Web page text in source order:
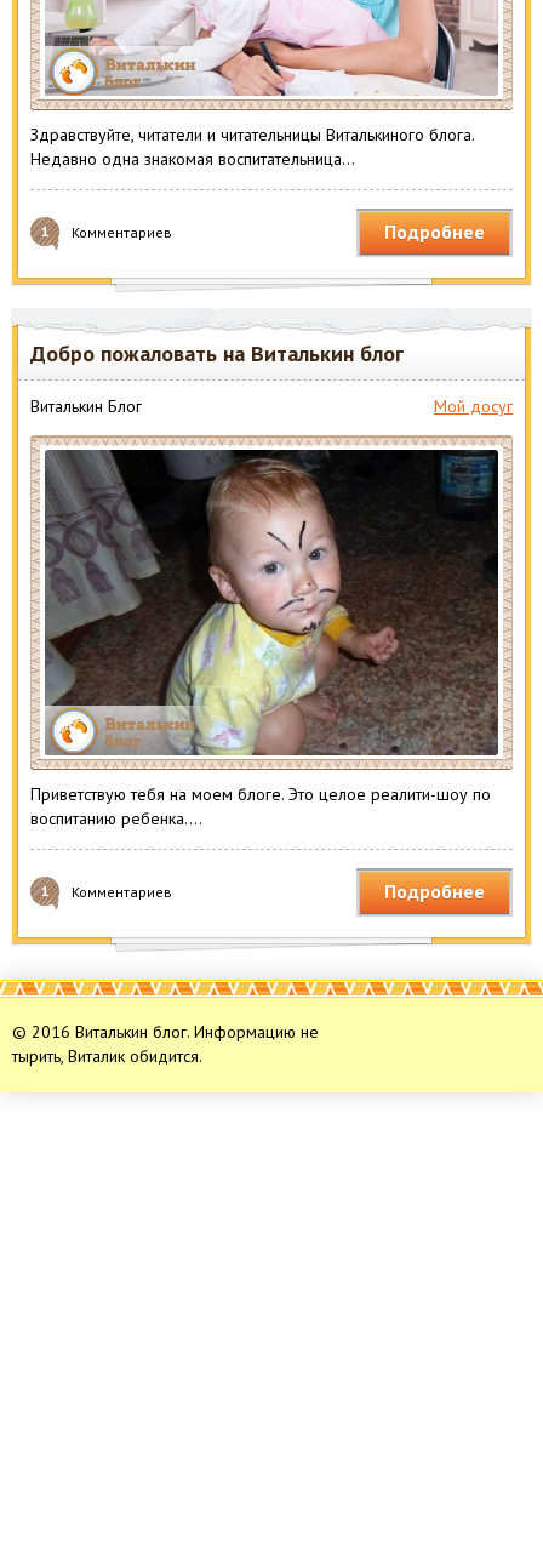
Здравствуйте, читатели и читательницы Виталькиного блога.
Недавно одна знакомая воспитательница…
1 Комментариев Подробнее
Добро пожаловать на Виталькин блог
Виталькин Блог Мой досуг
Приветствую тебя на моем блоге. Это целое реалити-шоу по
воспитанию ребенка….
1 Комментариев Подробнее
© 2016 Виталькин блог. Информацию не
тырить, Виталик обидится.